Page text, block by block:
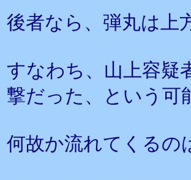
後者なら、弾丸は上
すなわち、山上容疑
撃だった、という可
何故か流れてくるの